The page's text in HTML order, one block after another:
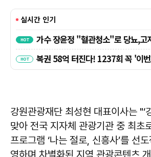
강원관광재단 최성현 대표이사는 "‘
맞아 전국 지자체 관광기관 중 최초
프로그램 ‘나는 절로, 신흥사’를 선
영하며 차별화된 지역 관광콘텐츠